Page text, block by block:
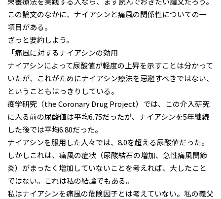
この論文のなかに、ナイアシンと痛風の関係性についての一
項目がある。
ざっと要約しよう。
「痛風に対するナイアシンの効用
ナイアシンによって尿酸値が軽度の上昇を示すことは分かって
いたが、これがためにナイアシン療法を忌避すべきではない、
ということもはっきりしている。
疫学研究（the Coronary Drug Project）では、この介入研究
に入る前の尿酸値は平均6.75だったが、ナイアシンを5年継続
した後では平均6.80だった。
ナイアシンを服用した人々では、8.0を超える尿酸値だった。
しかしこれは、痛風の症状（尿酸結石の増加、急性痛風関節
炎）がまったく増加していないことを考えれば、大したこと
ではない。これは私の結論でもある。
私はナイアシンを痛風の危険因子とは考えていない。私の義父